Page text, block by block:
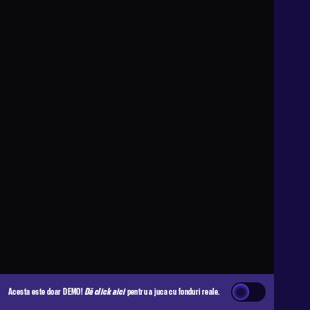
Acesta este doar DEMO!Dă click aicipentru a juca cu fonduri reale.